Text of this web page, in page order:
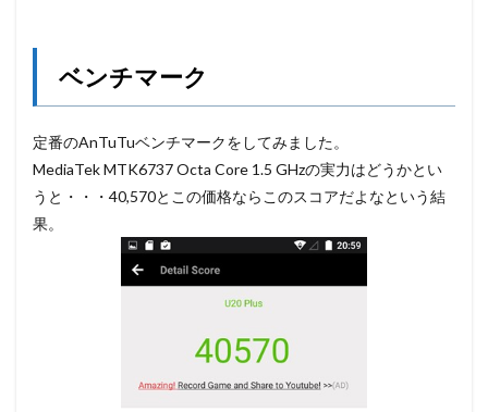
ベンチマーク
定番のAnTuTuベンチマークをしてみました。
MediaTek MTK6737 Octa Core 1.5 GHzの実力はどうかとい
うと・・・40,570とこの価格ならこのスコアだよなという結
果。